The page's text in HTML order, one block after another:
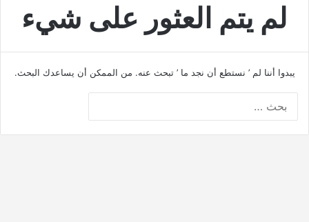
لم يتم العثور على شيء
يبدوا أننا لم ’ نستطع أن نجد ما ’ تبحث عنه. من الممكن أن يساعدك البحث.